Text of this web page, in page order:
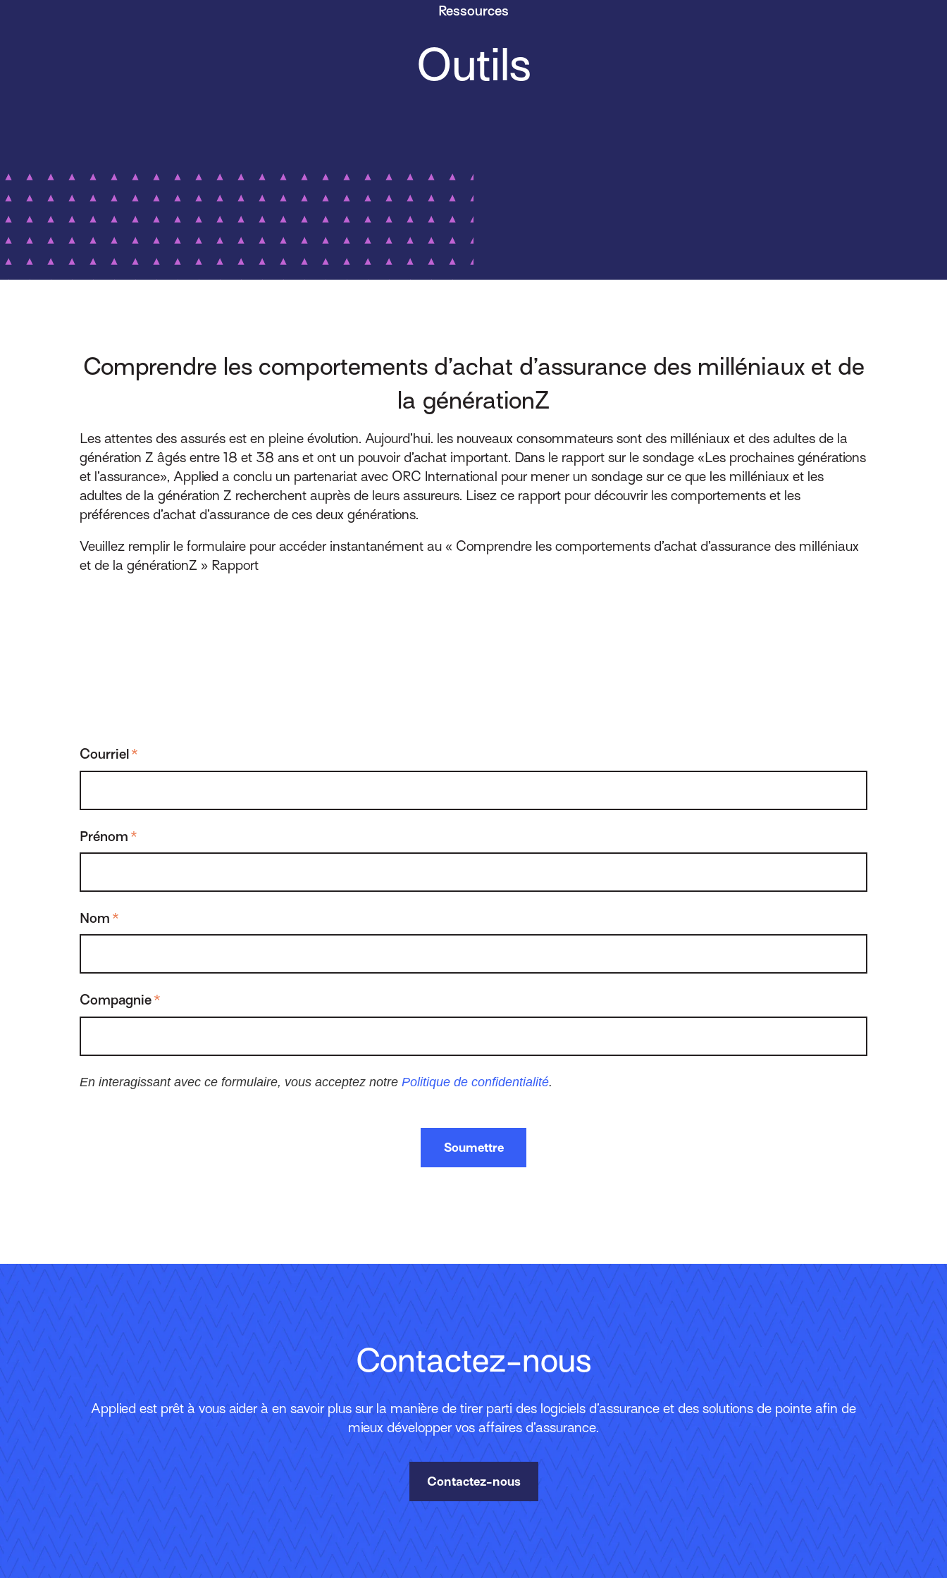
Ressources
Outils
Comprendre les comportements d’achat d’assurance des milléniaux et de
la générationZ
Les attentes des assurés est en pleine évolution. Aujourd’hui. les nouveaux consommateurs sont des milléniaux et des adultes de la
génération Z âgés entre 18 et 38 ans et ont un pouvoir d’achat important. Dans le rapport sur le sondage «Les prochaines générations
et l’assurance», Applied a conclu un partenariat avec ORC International pour mener un sondage sur ce que les milléniaux et les
adultes de la génération Z recherchent auprès de leurs assureurs. Lisez ce rapport pour découvrir les comportements et les
préférences d’achat d’assurance de ces deux générations.
Veuillez remplir le formulaire pour accéder instantanément au « Comprendre les comportements d’achat d’assurance des milléniaux
et de la générationZ » Rapport
*
Courriel
*
Prénom
*
Nom
*
Compagnie
En interagissant avec ce formulaire, vous acceptez notre Politique de confidentialité.
Soumettre
Contactez-nous
Applied est prêt à vous aider à en savoir plus sur la manière de tirer parti des logiciels d’assurance et des solutions de pointe afin de
mieux développer vos affaires d’assurance.
Contactez-nous